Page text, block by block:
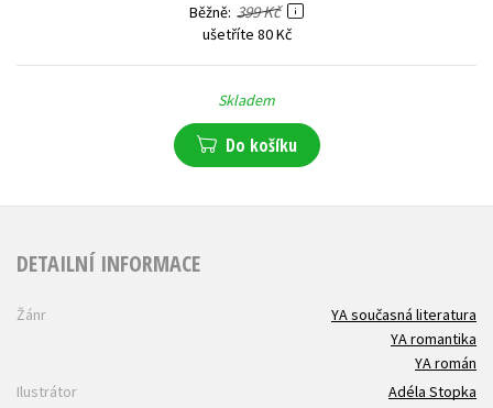
Běžně 399 Kč
ušetříte 80 Kč
Skladem
Do košíku
DETAILNÍ INFORMACE
Žánr
YA současná literatura
YA romantika
YA román
Ilustrátor
Adéla Stopka